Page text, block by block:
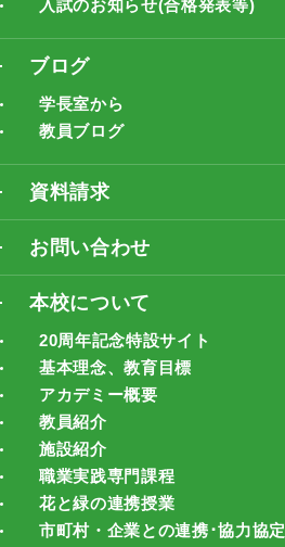
入試のお知らせ(合格発表等)
ブログ
学長室から
教員ブログ
資料請求
お問い合わせ
本校について
20周年記念特設サイト
基本理念、教育目標
アカデミー概要
教員紹介
施設紹介
職業実践専門課程
花と緑の連携授業
市町村・企業との連携･協力協定